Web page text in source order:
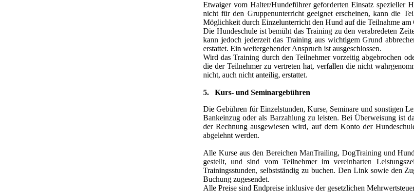
Etwaiger vom Halter/Hundeführer geforderten Einsatz spezieller
nicht für den Gruppenunterricht geeignet erscheinen, kann die
Möglichkeit durch Einzelunterricht den Hund auf die Teilnahme am
Die Hundeschule ist bemüht das Training zu den verabredeten
kann jedoch jederzeit das Training aus wichtigem Grund
erstattet. Ein weitergehender Anspruch ist ausgeschlossen.
Wird das Training durch den Teilnehmer vorzeitig abgebrochen
die der Teilnehmer zu vertreten hat, verfallen die nicht
nicht, auch nicht anteilig, erstattet.
5. Kurs- und Seminargebühren
Die Gebühren für Einzelstunden, Kurse, Seminare und sonstigen
Bankeinzug oder als Barzahlung zu leisten. Bei Überweisung ist
der Rechnung ausgewiesen wird, auf dem Konto der
abgelehnt werden.
Alle Kurse aus den Bereichen ManTrailing, DogTraining und
gestellt, und sind vom Teilnehmer im vereinbarten
Trainingsstunden, selbstständig zu buchen. Den Link sowie den
Buchung zugesendet.
Alle Preise sind Endpreise inklusive der gesetzlichen